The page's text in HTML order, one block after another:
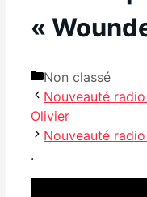
«
Catégories
Non classé
Nouveauté
Olivier
Nouveauté
.